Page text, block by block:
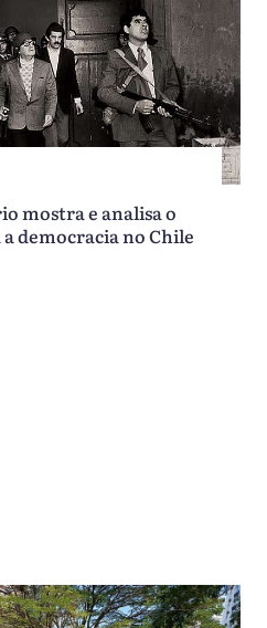
mostra e analisa o
democracia no Chile